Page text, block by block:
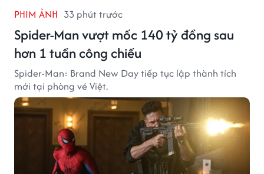
PHIM ẢNH 33 phút trước
Spider-Man vượt mốc 140 tỷ đồng sau
hơn 1 tuần công chiếu
Spider-Man: Brand New Day tiếp tục lập thành tích
mới tại phòng vé Việt.